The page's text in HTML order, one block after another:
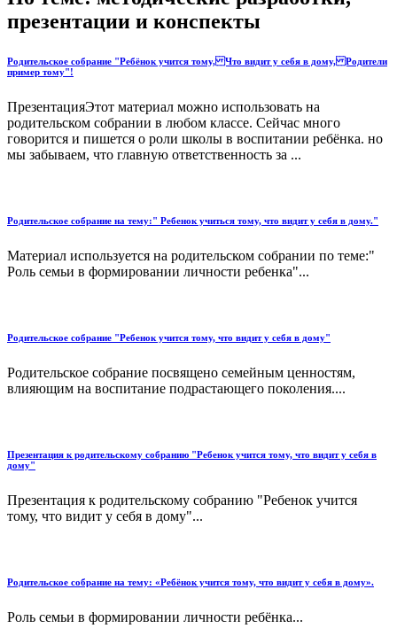
презентации и конспекты
Родительское собрание "Ребёнок учится тому, Что видит у себя в дому, Родители
пример тому"!
ПрезентацияЭтот материал можно использовать на
родительском собрании в любом классе. Сейчас много
говорится и пишется о роли школы в воспитании ребёнка. но
мы забываем, что главную ответственность за ...
Родительское собрание на тему:" Ребенок учиться тому, что видит у себя в дому."
Материал используется на родительском собрании по теме:"
Роль семьи в формировании личности ребенка"...
Родительское собрание "Ребенок учится тому, что видит у себя в дому"
Родительское собрание посвящено семейным ценностям,
влияющим на воспитание подрастающего поколения....
Презентация к родительскому собранию "Ребенок учится тому, что видит у себя в
дому"
Презентация к родительскому собранию "Ребенок учится
тому, что видит у себя в дому"...
Родительское собрание на тему: «Ребёнок учится тому, что видит у себя в дому».
Роль семьи в формировании личности ребёнка...